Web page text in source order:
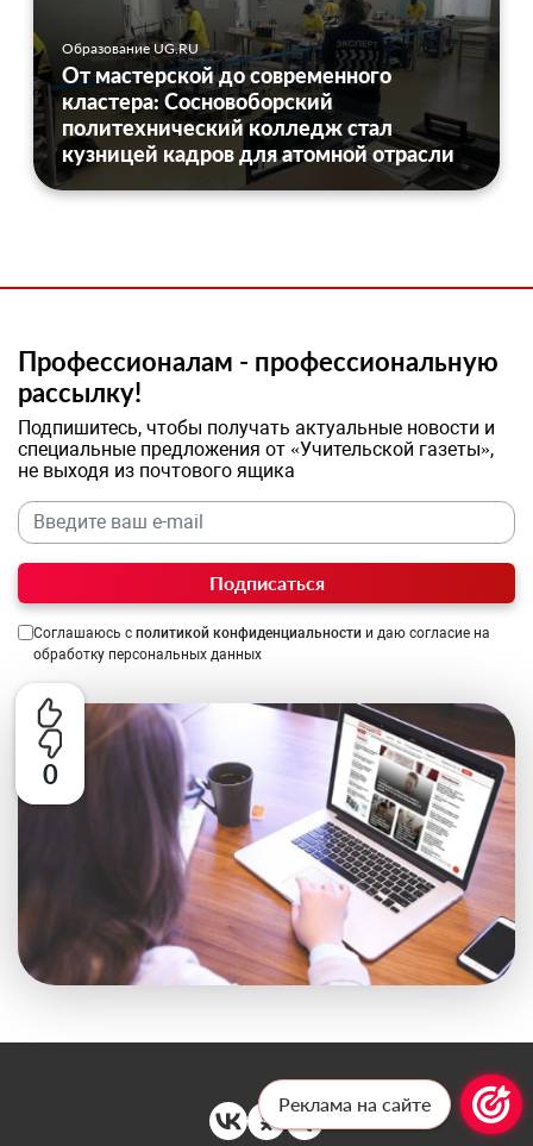
0
Образование UG.RU
От мастерской до современного
кластера: Сосновоборский
политехнический колледж стал
кузницей кадров для атомной отрасли
Профессионалам - профессиональную
рассылку!
Подпишитесь, чтобы получать актуальные новости и
специальные предложения от «Учительской газеты»,
не выходя из почтового ящика
Подписаться
Соглашаюсь с политикой конфиденциальности и даю согласие на
обработку персональных данных
Реклама на сайте